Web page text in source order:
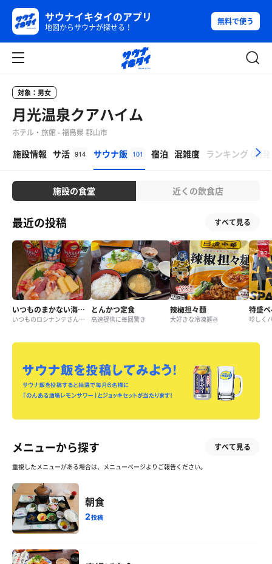
サウナイキタイのアプリ
地図からサウナが探せる！
無料で使う
対象：男女
月光温泉クアハイム
ホテル・旅館 - 福島県 郡山市
施設情報 サ活 914 サウナ飯 101 宿泊 混雑度 ランキング 開
施設の食堂 近くの飲食店
最近の投稿 すべて見る
いつものまかない海鮮丼
いつものロシナンテさん まかない海鮮丼。本日はかなりの赤系☺️
とんかつ定食
高速提供に毎回驚き
辣椒担々麺
大好きな冷凍麺🍜
特盛
メニューから探す すべて見る
重複したメニューがある場合は、メニューページよりご報告ください。
朝食
2投稿